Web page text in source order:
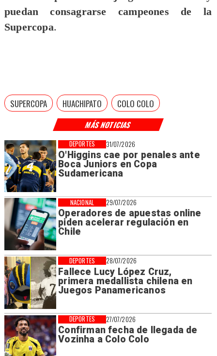
MÁS NOTICIAS
31/07/2026
O'Higgins cae por penales ante
Boca Juniors en Copa
Sudamericana
DEPORTES
29/07/2026
Operadores de apuestas online
piden acelerar regulación en
Chile
NACIONAL
28/07/2026
Fallece Lucy López Cruz,
primera medallista chilena en
Juegos Panamericanos
DEPORTES
27/07/2026
Confirman fecha de llegada de
Vozinha a Colo Colo
DEPORTES
puedan consagrarse campeones de la
Supercopa.
SUPERCOPA HUACHIPATO COLO COLO